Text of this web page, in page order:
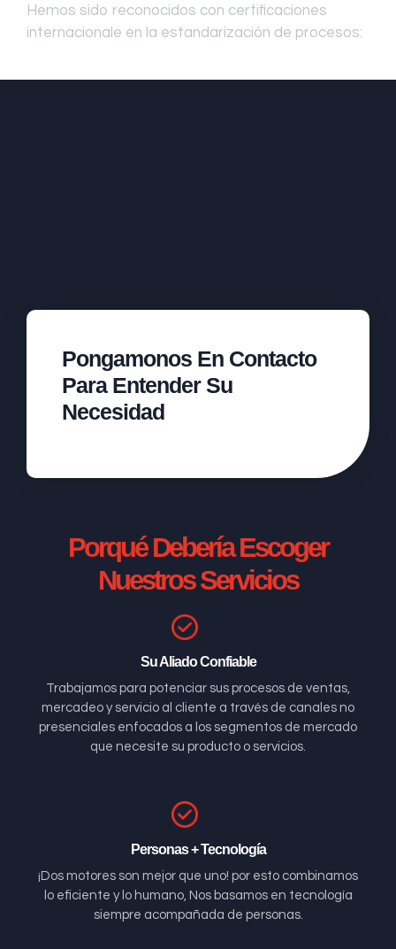
Hemos sido reconocidos con certificaciones
internacionale en la estandarización de procesos:
Pongamonos En Contacto
Para Entender Su
Necesidad
Porqué Debería Escoger
Nuestros Servicios
Su Aliado Confiable
Trabajamos para potenciar sus procesos de ventas,
mercadeo y servicio al cliente a través de canales no
presenciales enfocados a los segmentos de mercado
que necesite su producto o servicios.
Personas + Tecnología
¡Dos motores son mejor que uno! por esto combinamos
lo eficiente y lo humano, Nos basamos en tecnología
siempre acompañada de personas.